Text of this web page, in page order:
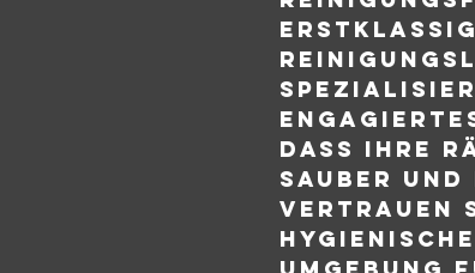
dass Ihre
sauber
Vertrauen